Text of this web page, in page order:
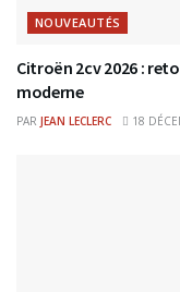
NOUVEAUTÉS
Citroën 2cv 2026 :
moderne
PAR JEAN LECLERC 18